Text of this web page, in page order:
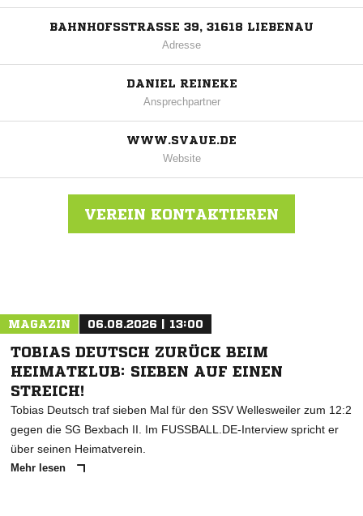
BAHNHOFSSTRASSE 39, 31618 LIEBENAU
Adresse
DANIEL REINEKE
Ansprechpartner
WWW.SVAUE.DE
Website
VEREIN KONTAKTIEREN
MAGAZIN 06.08.2026 | 13:00
TOBIAS DEUTSCH ZURÜCK BEIM
HEIMATKLUB: SIEBEN AUF EINEN
STREICH!
Tobias Deutsch traf sieben Mal für den SSV Wellesweiler zum 12:2
gegen die SG Bexbach II. Im FUSSBALL.DE-Interview spricht er
über seinen Heimatverein.
Mehr lesen